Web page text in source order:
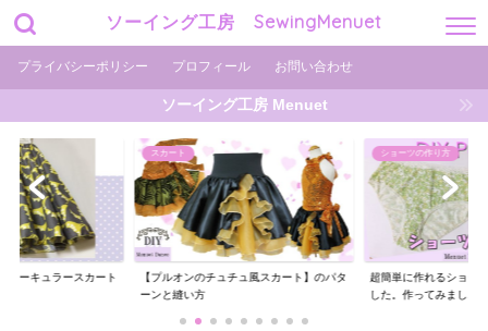
ソーイング工房 SewingMenuet
プライバシーポリシー プロフィール お問い合わせ
ソーイング工房 Menuet
ュ風スカート】のパタ
ショーツの作り方
超簡単に作れるショーツの型紙を用意しま
した。作ってみまし...
ショーツの作り方
ギャザーがエレガント
ーツの作り方【型紙...